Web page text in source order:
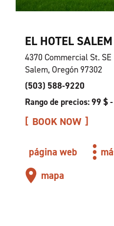
EL HOTEL SALEM
4370 Commercial St. SE
Salem, Oregón 97302
(503) 588-9220
Rango de precios: 99 $
BOOK NOW
página web
mapa